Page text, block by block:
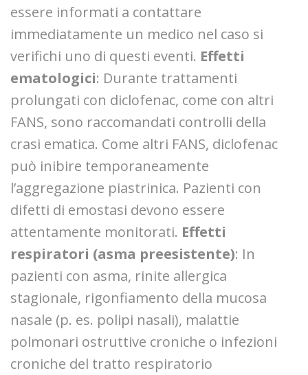
essere informati a contattare
immediatamente un medico nel caso si
verifichi uno di questi eventi. Effetti
ematologici: Durante trattamenti
prolungati con diclofenac, come con altri
FANS, sono raccomandati controlli della
crasi ematica. Come altri FANS, diclofenac
può inibire temporaneamente
l’aggregazione piastrinica. Pazienti con
difetti di emostasi devono essere
attentamente monitorati. Effetti
respiratori (asma preesistente): In
pazienti con asma, rinite allergica
stagionale, rigonfiamento della mucosa
nasale (p. es. polipi nasali), malattie
polmonari ostruttive croniche o infezioni
croniche del tratto respiratorio